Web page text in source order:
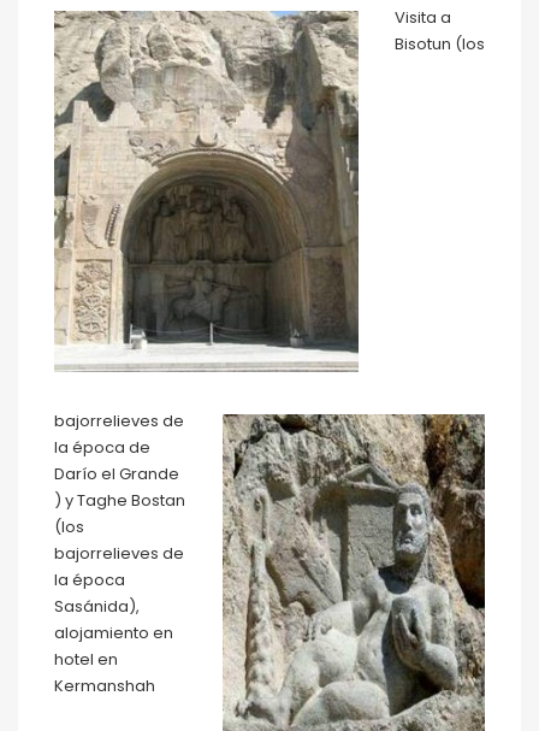
Visita a
Bisotun (los
bajorrelieves de
la época de
Darío el Grande
) y Taghe Bostan
(los
bajorrelieves de
la época
Sasánida),
alojamiento en
hotel en
Kermanshah